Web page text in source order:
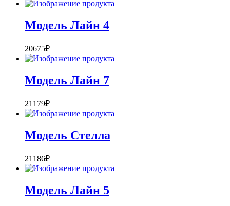
Модель Лайн 4
20675₽
Модель Лайн 7
21179₽
Модель Стелла
21186₽
Модель Лайн 5